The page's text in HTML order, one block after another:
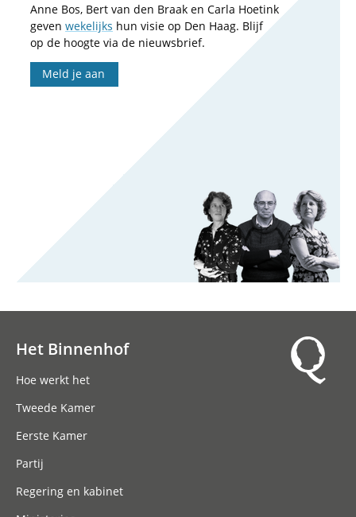
Anne Bos, Bert van den Braak en Carla Hoetink
geven wekelijks hun visie op Den Haag. Blijf
op de hoogte via de nieuwsbrief.
Meld je aan
Het Binnenhof
Hoe werkt het
Tweede Kamer
Eerste Kamer
Partij
Regering en kabinet